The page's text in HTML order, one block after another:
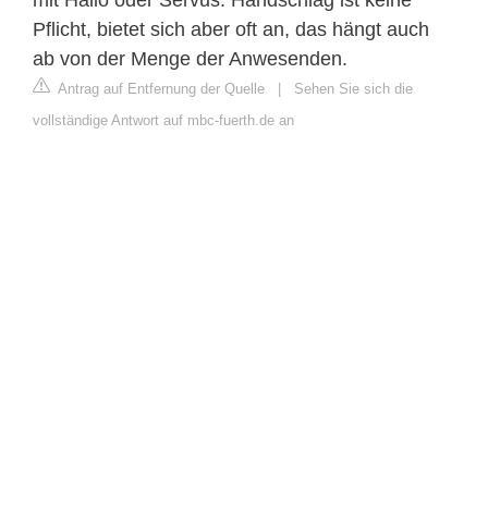
Pflicht, bietet sich aber oft an, das hängt auch
ab von der Menge der Anwesenden.
Antrag auf Entfernung der Quelle | Sehen Sie sich die
vollständige Antwort auf mbc-fuerth.de an